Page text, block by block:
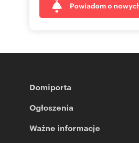
Powiadom o
Domiporta
Ogłoszenia
Ważne informacje